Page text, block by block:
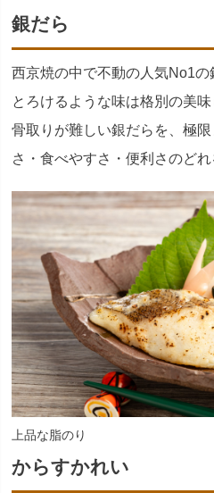
銀だら
西京焼の中で不動の人気No1の
とろけるような味は格別の美味
骨取りが難しい銀だらを、極
さ・食べやすさ・便利さのどれ
上品な脂のり
からすかれい